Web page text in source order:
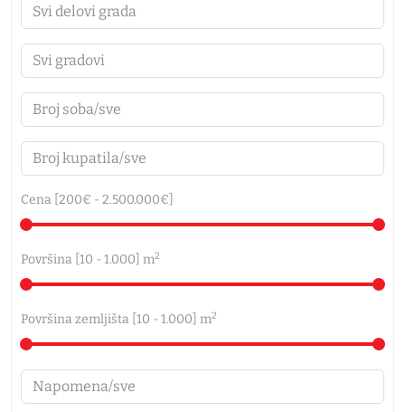
Cena [ 200€ - 2.500.000€
Površina [ 10 - 1.000 ] m2
Površina zemljišta [ 10 - 1.000 ] m2